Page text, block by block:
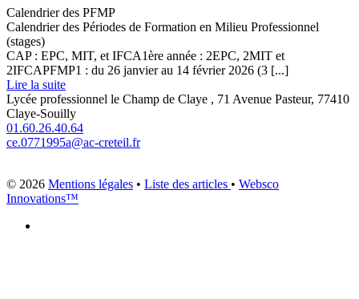
Calendrier des PFMP
Calendrier des Périodes de Formation en Milieu Professionnel
(stages)
CAP : EPC, MIT, et IFCA1ère année : 2EPC, 2MIT et
2IFCAPFMP1 : du 26 janvier au 14 février 2026 (3 [...]
Lire la suite
Lycée professionnel le Champ de Claye , 71 Avenue Pasteur, 77410
Claye-Souilly
01.60.26.40.64
ce.0771995a@ac-creteil.fr
© 2026 Mentions légales • Liste des articles • Websco
Innovations™